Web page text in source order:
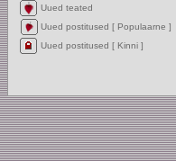
Uued teated
Uued postitused [ Populaarne ]
Uued postitused [ Kinni ]